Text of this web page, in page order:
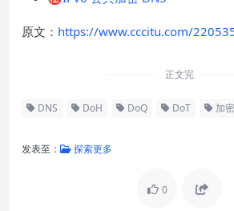
原文： https://www.cccitu.com/
正文完
DNS DoH DoQ DoT 加
发表至： 探索更多
0